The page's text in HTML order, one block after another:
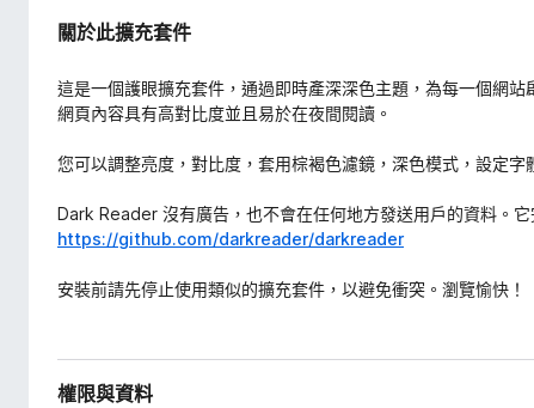
關於此擴充套件
這是一個護眼擴充套件，通過即時產深深色主題，為每一個網
網頁內容具有高對比度並且易於在夜間閱讀。
您可以調整亮度，對比度，套用棕褐色濾鏡，深色模式，設定字
Dark Reader 沒有廣告，也不會在任何地方發送用戶的資料。
https://github.com/darkreader/darkreader
安裝前請先停止使用類似的擴充套件，以避免衝突。瀏覽愉快！
權限與資料